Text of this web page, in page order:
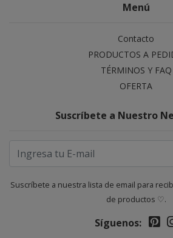
Menú
Contacto
PRODUCTOS A
TÉRMINOS Y FAQ
OFERTA
Suscríbete a Nuestro
Suscríbete a nuestra lista de email para
de productos ♡.
Síguenos: